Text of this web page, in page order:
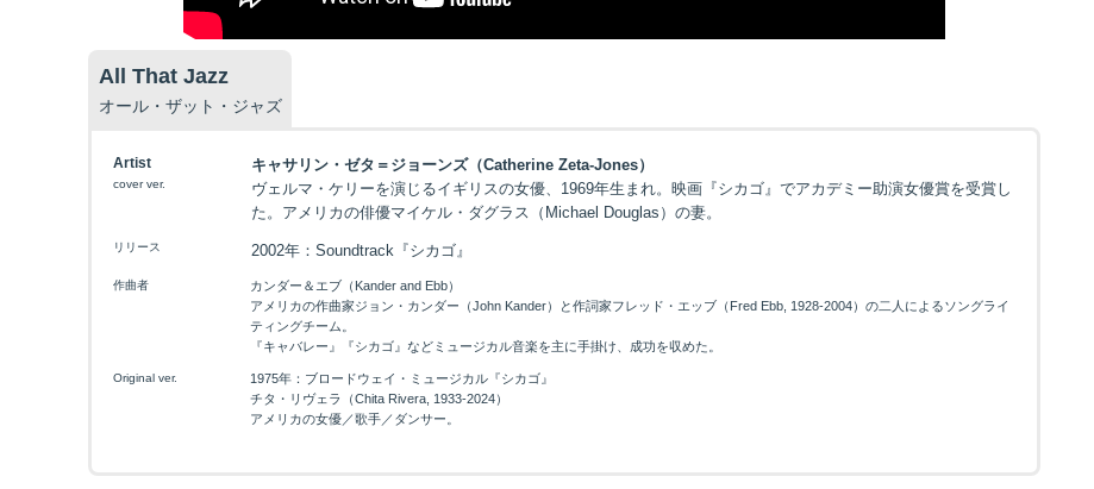
All That Jazz
オール・ザット・ジャズ
Artist
cover ver.
キャサリン・ゼタ＝ジョーンズ（Catherine Zeta-Jones）
ヴェルマ・ケリーを演じるイギリスの女優、1969年生まれ。映画『シカゴ』でアカデミー助演女優賞を受賞し
た。アメリカの俳優マイケル・ダグラス（Michael Douglas）の妻。
リリース 2002年：Soundtrack『シカゴ』
作曲者
カンダー＆エブ（Kander and Ebb）
アメリカの作曲家ジョン・カンダー（John Kander）と作詞家フレッド・エッブ（Fred Ebb, 1928-2004）の二人によるソングライ
ティングチーム。
『キャバレー』『シカゴ』などミュージカル音楽を主に手掛け、成功を収めた。
Original ver.
1975年：ブロードウェイ・ミュージカル『シカゴ』
チタ・リヴェラ（Chita Rivera, 1933-2024）
アメリカの女優／歌手／ダンサー。